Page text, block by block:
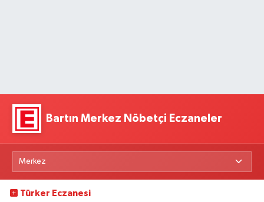
Bartın Merkez Nöbetçi Eczaneler
Türker Eczanesi